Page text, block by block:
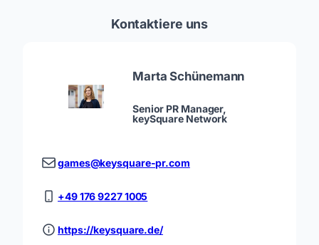
Kontaktiere uns
Marta Schünemann
Senior PR Manager,
keySquare Network
games@keysquare-pr.com
+49 176 9227 1005
https://keysquare.de/